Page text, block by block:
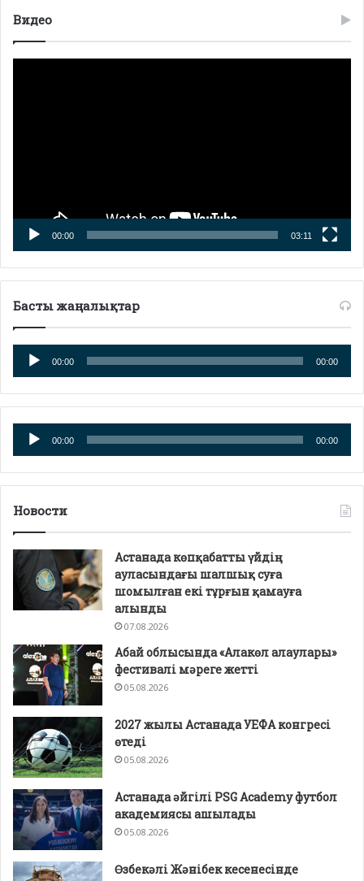
Видео
00:00 03:11
Басты жаңалықтар
Аудио
плейер
00:00 00:00
Аудио
плейер
00:00 00:00
Новости
Астанада көпқабатты үйдің
ауласындағы шалшық суға
шомылған екі тұрғын қамауға
алынды
07.08.2026
Абай облысында «Алакөл алаулары»
фестивалі мәреге жетті
05.08.2026
2027 жылы Астанада УЕФА конгресі
өтеді
05.08.2026
Астанада әйгілі PSG Academy футбол
академиясы ашылады
05.08.2026
Өзбекәлі Жәнібек кесенесінде